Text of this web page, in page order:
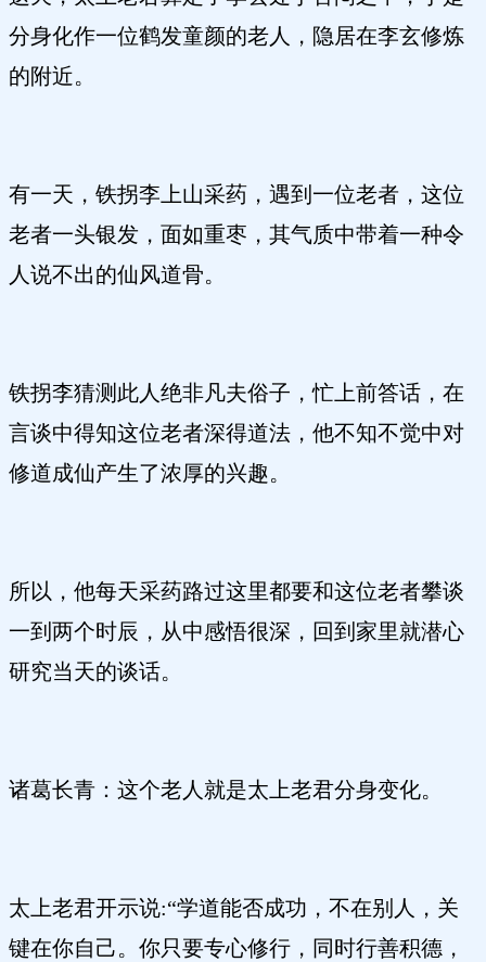
分身化作一位鹤发童颜的老人，隐居在李玄修炼
的附近。
有一天，铁拐李上山采药，遇到一位老者，这位
老者一头银发，面如重枣，其气质中带着一种令
人说不出的仙风道骨。
铁拐李猜测此人绝非凡夫俗子，忙上前答话，在
言谈中得知这位老者深得道法，他不知不觉中对
修道成仙产生了浓厚的兴趣。
所以，他每天采药路过这里都要和这位老者攀谈
一到两个时辰，从中感悟很深，回到家里就潜心
研究当天的谈话。
诸葛长青：这个老人就是太上老君分身变化。
太上老君开示说:“学道能否成功，不在别人，关
键在你自己。你只要专心修行，同时行善积德，